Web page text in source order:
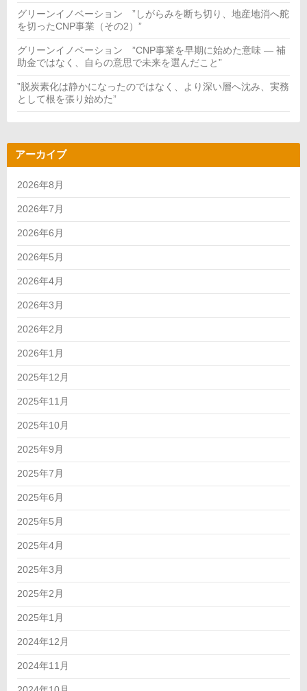
グリーンイノベーション ”しがらみを断ち切り、地産地消へ舵
を切ったCNP事業（その2）”
グリーンイノベーション ”CNP事業を早期に始めた意味 — 補
助金ではなく、自らの意思で未来を選んだこと”
”脱炭素化は静かになったのではなく、より深い層へ沈み、実務
として根を張り始めた”
アーカイブ
2026年8月
2026年7月
2026年6月
2026年5月
2026年4月
2026年3月
2026年2月
2026年1月
2025年12月
2025年11月
2025年10月
2025年9月
2025年7月
2025年6月
2025年5月
2025年4月
2025年3月
2025年2月
2025年1月
2024年12月
2024年11月